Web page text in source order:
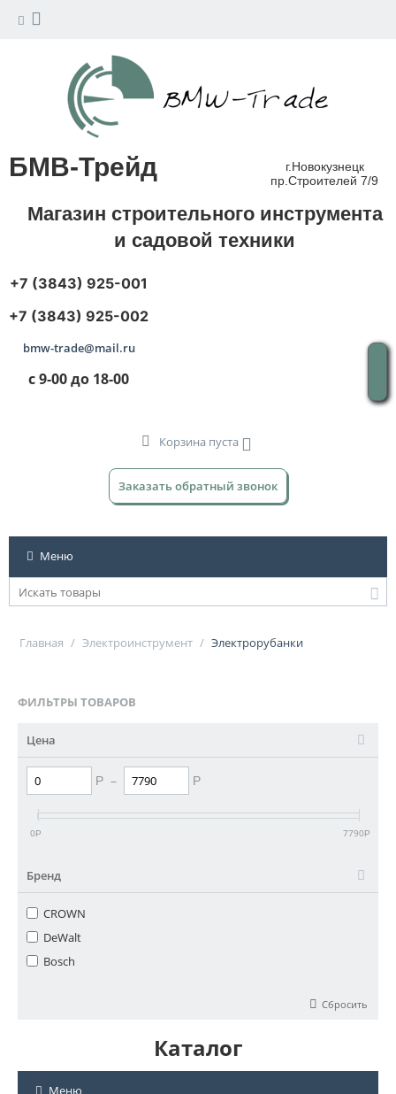
БМВ-Трейд
г.Новокузнецк
пр.Строителей 7/9
Магазин строительного инструмента
и садовой техники
+7 (3843) 925-001
+7 (3843) 925-002
bmw-trade@mail.ru
с 9-00 до 18-00
Корзина пуста
Заказать обратный звонок
Меню
Главная / Электроинструмент / Электрорубанки
ФИЛЬТРЫ ТОВАРОВ
Цена
Р – Р
0Р 7790Р
Бренд
CROWN
DeWalt
Bosch
Сбросить
Каталог
Меню